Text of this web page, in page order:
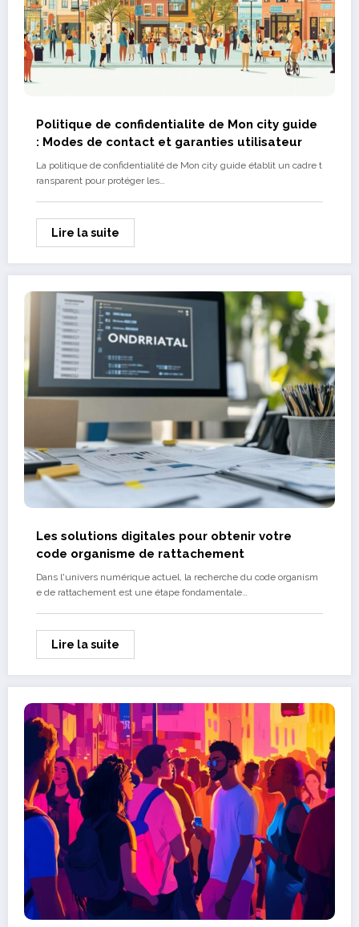
Politique de confidentialite de Mon city guide
: Modes de contact et garanties utilisateur
La politique de confidentialité de Mon city guide établit un cadre t
ransparent pour protéger les…
Lire la suite
Les solutions digitales pour obtenir votre
code organisme de rattachement
Dans l'univers numérique actuel, la recherche du code organism
e de rattachement est une étape fondamentale…
Lire la suite